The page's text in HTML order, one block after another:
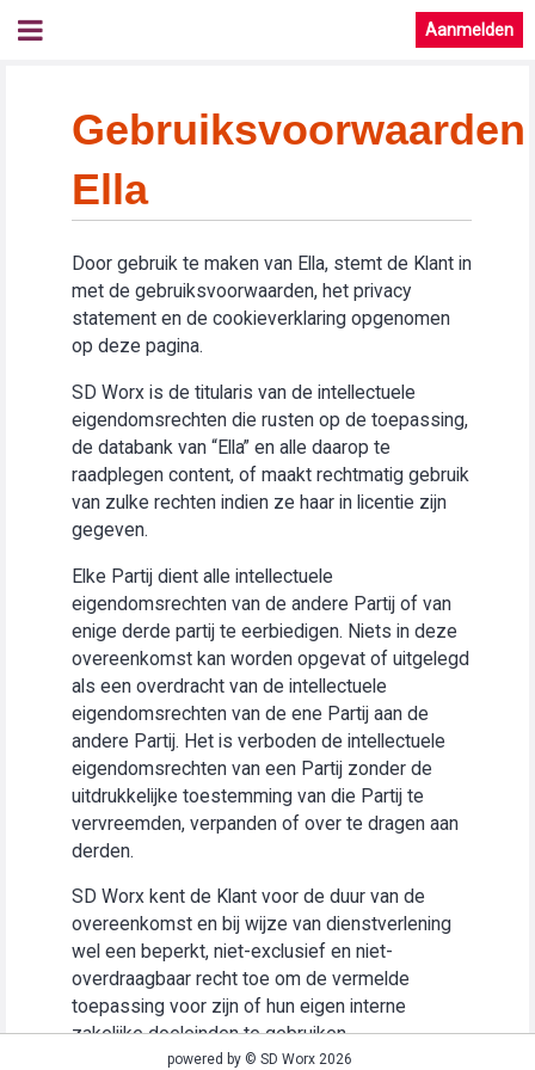
Aanmelden
Gebruiksvoorwaarden
Ella
Door gebruik te maken van Ella, stemt de Klant in
met de gebruiksvoorwaarden, het privacy
statement en de cookieverklaring opgenomen
op deze pagina.
SD Worx is de titularis van de intellectuele
eigendomsrechten die rusten op de toepassing,
de databank van “Ella” en alle daarop te
raadplegen content, of maakt rechtmatig gebruik
van zulke rechten indien ze haar in licentie zijn
gegeven.
Elke Partij dient alle intellectuele
eigendomsrechten van de andere Partij of van
enige derde partij te eerbiedigen. Niets in deze
overeenkomst kan worden opgevat of uitgelegd
als een overdracht van de intellectuele
eigendomsrechten van de ene Partij aan de
andere Partij. Het is verboden de intellectuele
eigendomsrechten van een Partij zonder de
uitdrukkelijke toestemming van die Partij te
vervreemden, verpanden of over te dragen aan
derden.
SD Worx kent de Klant voor de duur van de
overeenkomst en bij wijze van dienstverlening
wel een beperkt, niet-exclusief en niet-
overdraagbaar recht toe om de vermelde
toepassing voor zijn of hun eigen interne
zakelijke doeleinden te gebruiken
(“Gebruiksrecht”).powered by © SD Worx 2026